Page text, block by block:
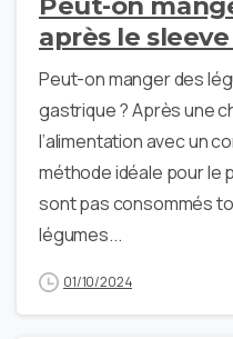
après le
Peut-on manger des
gastrique ? Après une
l’alimentation avec un
méthode idéale pour le
sont pas consommés
légumes...
01/10/2024